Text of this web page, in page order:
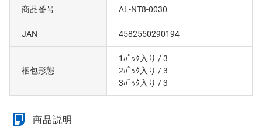
商品番号 AL-NT8-0030
JAN 4582550290194
梱包形態
1ﾊﾟｯｸ入り / 3
2ﾊﾟｯｸ入り / 3
3ﾊﾟｯｸ入り / 3
商品説明